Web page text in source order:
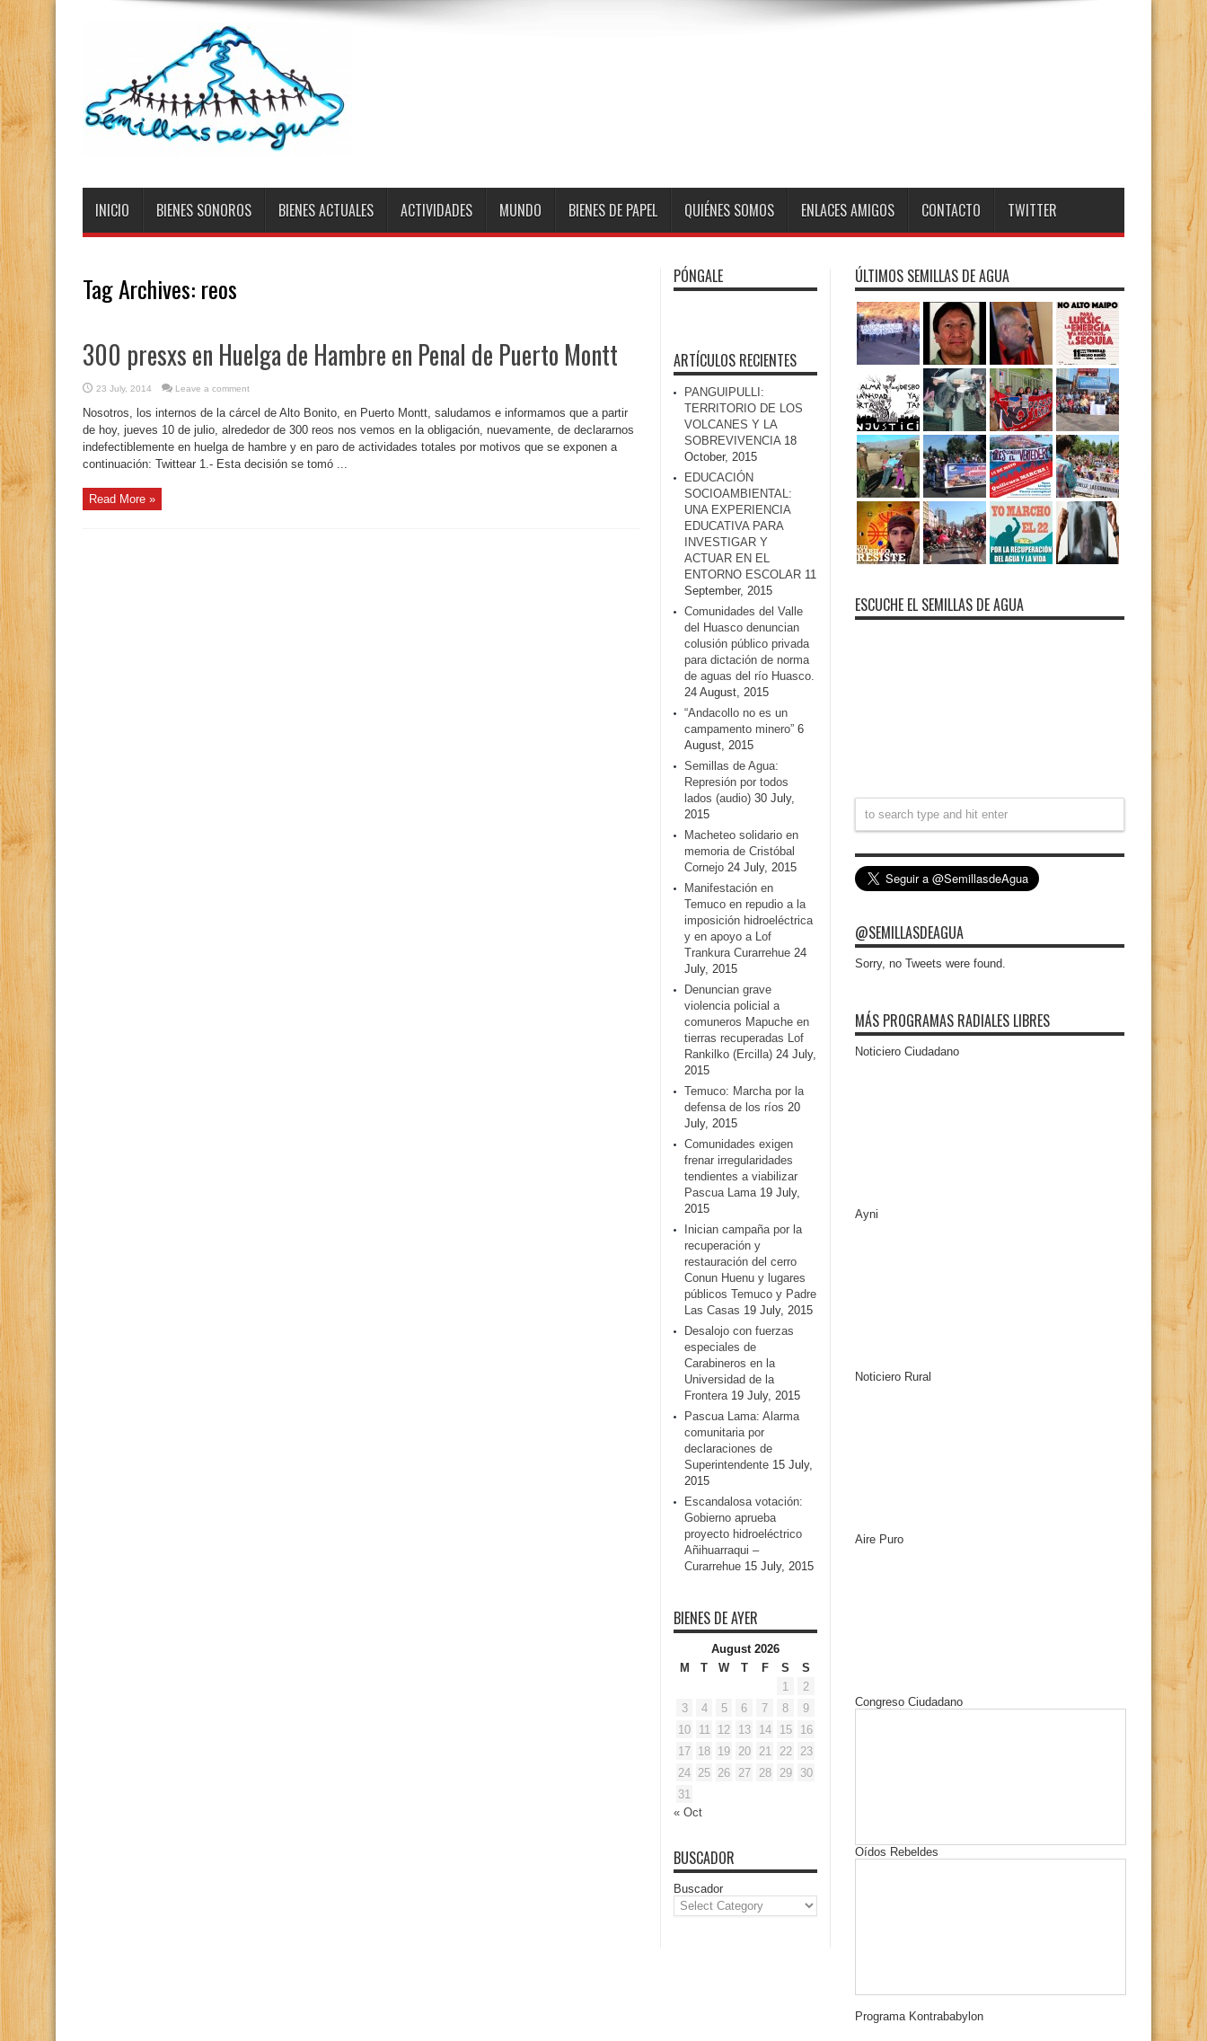
INICIO BIENES SONOROS BIENES ACTUALES ACTIVIDADES MUNDO BIENES DE PAPEL QUIÉNES SOMOS ENLACES AMIGOS CONTACTO TWITTER
Tag Archives: reos
300 presxs en Huelga de Hambre en Penal de Puerto Montt
23 July, 2014 Leave a comment
Nosotros, los internos de la cárcel de Alto Bonito, en Puerto Montt, saludamos e informamos que a partir
de hoy, jueves 10 de julio, alrededor de 300 reos nos vemos en la obligación, nuevamente, de declararnos
indefectiblemente en huelga de hambre y en paro de actividades totales por motivos que se exponen a
continuación: Twittear 1.- Esta decisión se tomó ...
Read More »
PÓNGALE
ARTÍCULOS RECIENTES
PANGUIPULLI:
TERRITORIO DE LOS
VOLCANES Y LA
SOBREVIVENCIA 18
October, 2015
EDUCACIÓN
SOCIOAMBIENTAL:
UNA EXPERIENCIA
EDUCATIVA PARA
INVESTIGAR Y
ACTUAR EN EL
ENTORNO ESCOLAR 11
September, 2015
Comunidades del Valle
del Huasco denuncian
colusión público privada
para dictación de norma
de aguas del río Huasco.
24 August, 2015
“Andacollo no es un
campamento minero” 6
August, 2015
Semillas de Agua:
Represión por todos
lados (audio) 30 July,
2015
Macheteo solidario en
memoria de Cristóbal
Cornejo 24 July, 2015
Manifestación en
Temuco en repudio a la
imposición hidroeléctrica
y en apoyo a Lof
Trankura Curarrehue 24
July, 2015
Denuncian grave
violencia policial a
comuneros Mapuche en
tierras recuperadas Lof
Rankilko (Ercilla) 24 July,
2015
Temuco: Marcha por la
defensa de los ríos 20
July, 2015
Comunidades exigen
frenar irregularidades
tendientes a viabilizar
Pascua Lama 19 July,
2015
Inician campaña por la
recuperación y
restauración del cerro
Conun Huenu y lugares
públicos Temuco y Padre
Las Casas 19 July, 2015
Desalojo con fuerzas
especiales de
Carabineros en la
Universidad de la
Frontera 19 July, 2015
Pascua Lama: Alarma
comunitaria por
declaraciones de
Superintendente 15 July,
2015
Escandalosa votación:
Gobierno aprueba
proyecto hidroeléctrico
Añihuarraqui –
Curarrehue 15 July, 2015
BIENES DE AYER
August 2026
M
T W T F S
S
1
2
3
4 5 6 7 8
9
10
11 12 13 14 15
16
17 18 19 20 21 22
23
24 25 26 27 28 29
30
31
« Oct
BUSCADOR
Buscador
ÚLTIMOS SEMILLAS DE AGUA
ESCUCHE EL SEMILLAS DE AGUA
@SEMILLASDEAGUA
Sorry, no Tweets were found.
MÁS PROGRAMAS RADIALES LIBRES
Noticiero Ciudadano
Ayni
Noticiero Rural
Aire Puro
Congreso Ciudadano
Oídos Rebeldes
Programa Kontrababylon